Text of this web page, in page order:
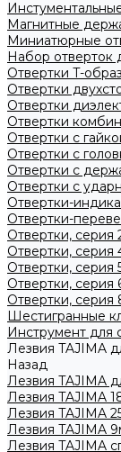
Магнитные
Миниатюрные
Набор отверток
Отвертки T-
Отвертки
Отвертки
Отвертки
Отвертки с
Отвертки с
Отвертки с
Отвертки с
Отвертки-
Отвертки-
Отвертки, серия
Отвертки, серия
Отвертки, серия
Отвертки, серия
Отвертки, серия
Шестигранные
Инструмент для
Лезвия TAJIMA
Назад
Лезвия TAJIMA
Лезвия TAJIMA
Лезвия TAJIMA
Лезвия TAJIMA
Лезвия TAJIMA